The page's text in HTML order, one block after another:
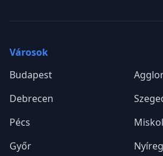
Városok
Budapest
Debrecen
Pécs
Győr